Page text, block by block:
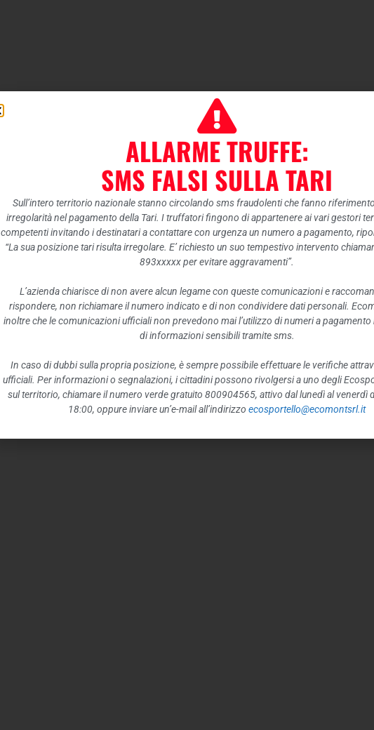
ALLARME TRUFFE:
SMS FALSI SULLA TARI
Sull’intero territorio nazionale stanno circolando sms fraudolenti che fanno
irregolarità nel pagamento della Tari. I truffatori fingono di appartenere ai vari gestori
competenti invitando i destinatari a contattare con urgenza un numero a pagamento,
“La sua posizione tari risulta irregolare. E’ richiesto un suo tempestivo intervento
893xxxxx per evitare aggravamenti”.
L’azienda chiarisce di non avere alcun legame con queste comunicazioni e
rispondere, non richiamare il numero indicato e di non condividere dati personali.
inoltre che le comunicazioni ufficiali non prevedono mai l’utilizzo di numeri a pagamento
di informazioni sensibili tramite sms.
In caso di dubbi sulla propria posizione, è sempre possibile effettuare le verifiche
ufficiali. Per informazioni o segnalazioni, i cittadini possono rivolgersi a uno degli
sul territorio, chiamare il numero verde gratuito 800904565, attivo dal lunedì al venerdì
18:00, oppure inviare un’e-mail all’indirizzo ecosportello@ecomontsrl.it